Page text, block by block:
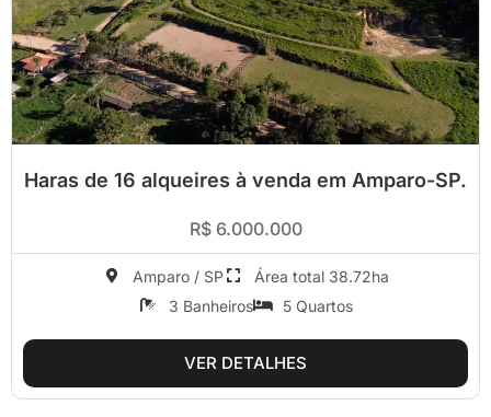
Haras de 16 alqueires à venda em Amparo-SP.
R$ 6.000.000
Amparo / SP
Área total 38.72ha
3 Banheiros
5 Quartos
VER DETALHES